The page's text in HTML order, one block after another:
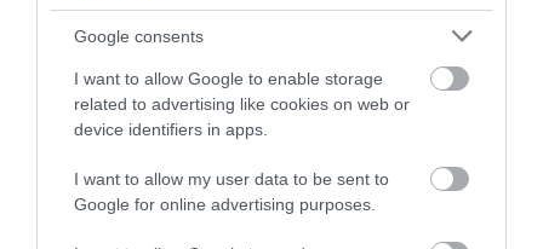
Google consents
I want to allow Google to enable storage
related to advertising like cookies on web or
device identifiers in apps.
I want to allow my user data to be sent to
Google for online advertising purposes.